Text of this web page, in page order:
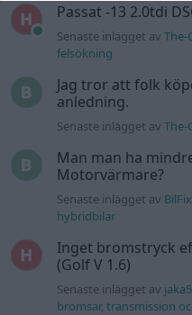
Passat -13 2.0tdi
Senaste inlägget avThe-
felsökning
Jag tror att folk
anledning.
Senaste inlägget avThe-
Man man ha
Motorvärmare?
Senaste inlägget av
hybridbilar
Inget bromstryck
(Golf V 1.6)
Senaste inlägget av
bromsar, transmission